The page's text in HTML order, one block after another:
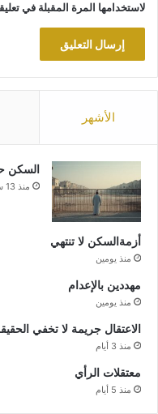
لاستخدامها المرة المقبلة في
الأشهر
السكن
منذ 13 ساعة
أزمةالسكن لا تنتهي
منذ يومين
مهددين بالإعدام
منذ يومين
الاعتقال جريمة لا تخفي
منذ 3 أيام
معتقلات الرأي
منذ 5 أيام